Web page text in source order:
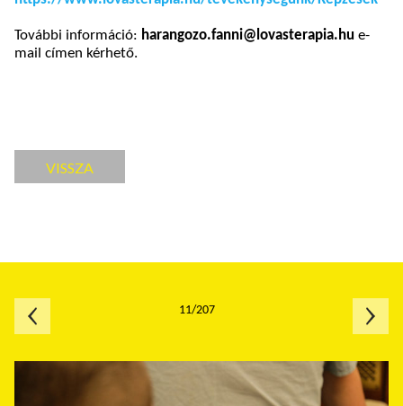
További információ: harangozo.fanni@lovasterapia.hu e-
mail címen kérhető.
VISSZA
11/207